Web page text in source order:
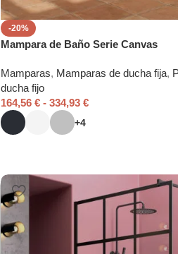
-20%
Mampara de Baño Serie Canvas
Mamparas, Mamparas de ducha fija,
ducha fijo
164,56 € - 334,93 €
+4